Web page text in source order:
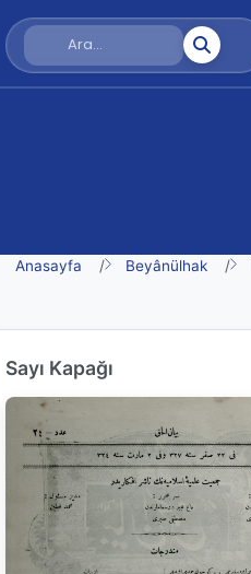
Anasayfa Beyânülhak
Sayı Kapağı